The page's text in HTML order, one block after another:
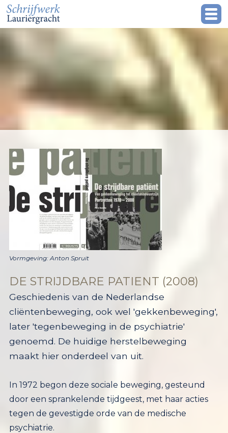
Vormgeving: Anton Spruit
DE STRIJDBARE PATIENT (2008)
Geschiedenis van de Nederlandse
cliëntenbeweging, ook wel 'gekkenbeweging',
later 'tegenbeweging in de psychiatrie'
genoemd. De huidige herstelbeweging
maakt hier onderdeel van uit.
In 1972 begon deze sociale beweging, gesteund
door een sprankelende tijdgeest, met haar acties
tegen de gevestigde orde van de medische
psychiatrie.